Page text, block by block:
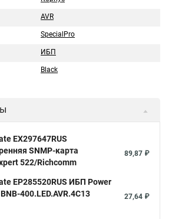
AVR
SpecialPro
ИБП
Black
EX297647RUS
SNMP-карта
522/Richcomm
89,87 ₽
EP285520RUS ИБП Power
400.LED.AVR.4C13
27,64 ₽